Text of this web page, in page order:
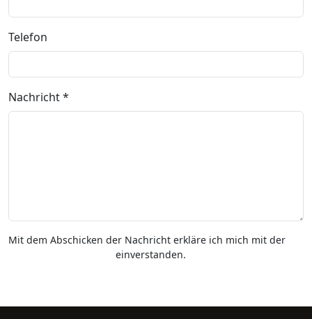
Telefon
Nachricht *
Mit dem Abschicken der Nachricht erkläre ich mich mit der
einverstanden.